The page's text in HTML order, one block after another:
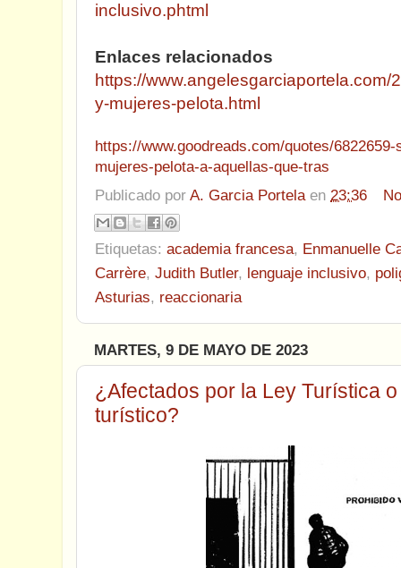
inclusivo.phtml
Enlaces relacionados
https://
y-mujeres-pelota.html
https://www.goodreads.com/quotes/
mujeres-pelota-a-aquellas-que-tras
Publicado por A. Garcia Portela en 23:36
Etiquetas: academia francesa, Enmanuelle
Carrère, Judith Butler, lenguaje inclusivo,
Asturias, reaccionaria
MARTES, 9 DE MAYO DE 2023
¿Afectados por la Ley Turística
turístico?